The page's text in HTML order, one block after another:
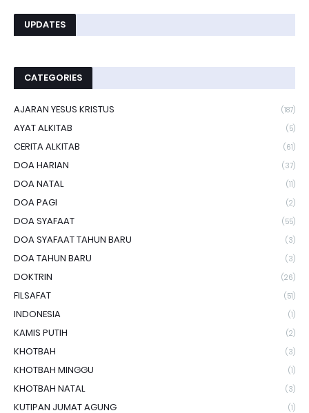
UPDATES
CATEGORIES
AJARAN YESUS KRISTUS (187)
AYAT ALKITAB (5)
CERITA ALKITAB (61)
DOA HARIAN (37)
DOA NATAL (11)
DOA PAGI (2)
DOA SYAFAAT (55)
DOA SYAFAAT TAHUN BARU (3)
DOA TAHUN BARU (3)
DOKTRIN (26)
FILSAFAT (51)
INDONESIA (1)
KAMIS PUTIH (2)
KHOTBAH (3)
KHOTBAH MINGGU (1)
KHOTBAH NATAL (3)
KUTIPAN JUMAT AGUNG (1)